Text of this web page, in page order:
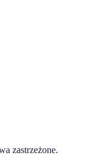
zastrzeżone.